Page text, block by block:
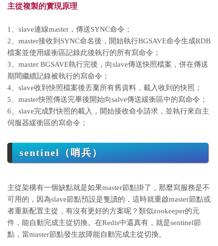
主從複製的實現原理
1、slave連線master，傳送SYNC命令；
2、master接收到SYNC命名後，開始執行BGSAVE命令生成RDB
檔案並使用緩衝區記錄此後執行的所有寫命令；
3、master BGSAVE執行完後，向slave傳送快照檔案，併在傳送
期間繼續記錄被執行的寫命令；
4、slave收到快照檔案後丟棄所有舊資料，載入收到的快照；
5、master快照傳送完畢後開始向salve傳送緩衝區中的寫命令；
6、slave完成對快照的載入，開始接收命令請求，並執行來自主
伺服器緩衝區的寫命令；
sentinel（哨兵）
主從架構有一個缺點就是如果master節點掛了，那麼寫服務是不
可用的，因為slave節點預設是隻讀的，這時就重啟master節點或
者重新配置主從，有沒有更好的方案呢？類似zookeeper的元
件，能自動完成主從切換。在Redis中還真有，就是sentinel節
點，當master節點發生故障能自動完成主從切換。